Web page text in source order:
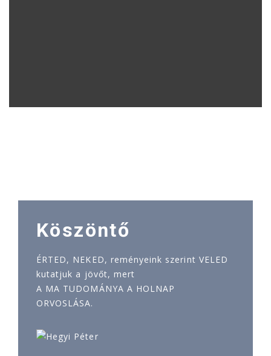
Köszöntő
ÉRTED, NEKED, reményeink szerint VELED
kutatjuk a jövőt, mert
A MA TUDOMÁNYA A HOLNAP
ORVOSLÁSA.